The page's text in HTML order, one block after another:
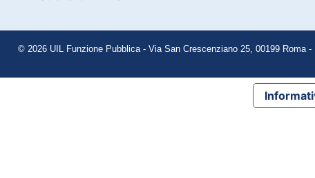
© 2026 UIL Funzione Pubblica - Via San Crescenziano 25, 00199 Roma -